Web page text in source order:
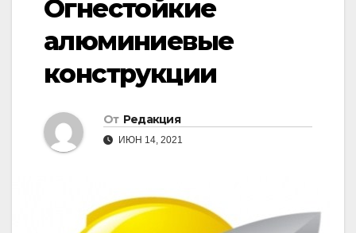
Огнестойкие
алюминиевые
конструкции
От Редакция
ИЮН 14, 2021